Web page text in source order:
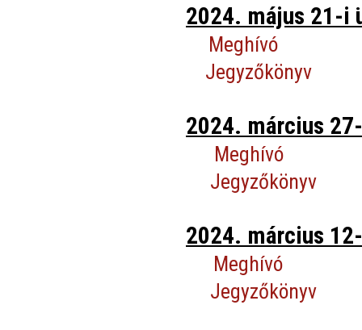
2024. május 21-i
Meghívó
Jegyzőkönyv
2024. március
Meghívó
Jegyzőkönyv
2024. március
Meghívó
Jegyzőkönyv